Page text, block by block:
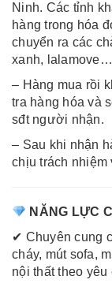
Ninh. Các tỉnh
hàng trong hóa
chuyển ra các
xanh,
– Hàng mua rồi
tra hàng hóa và
sđt người nhận.
– Sau khi nhận
chịu trách
NĂNG LỰC
✔ Chuyên cung
cháy, mút sofa,
nội thất theo yêu